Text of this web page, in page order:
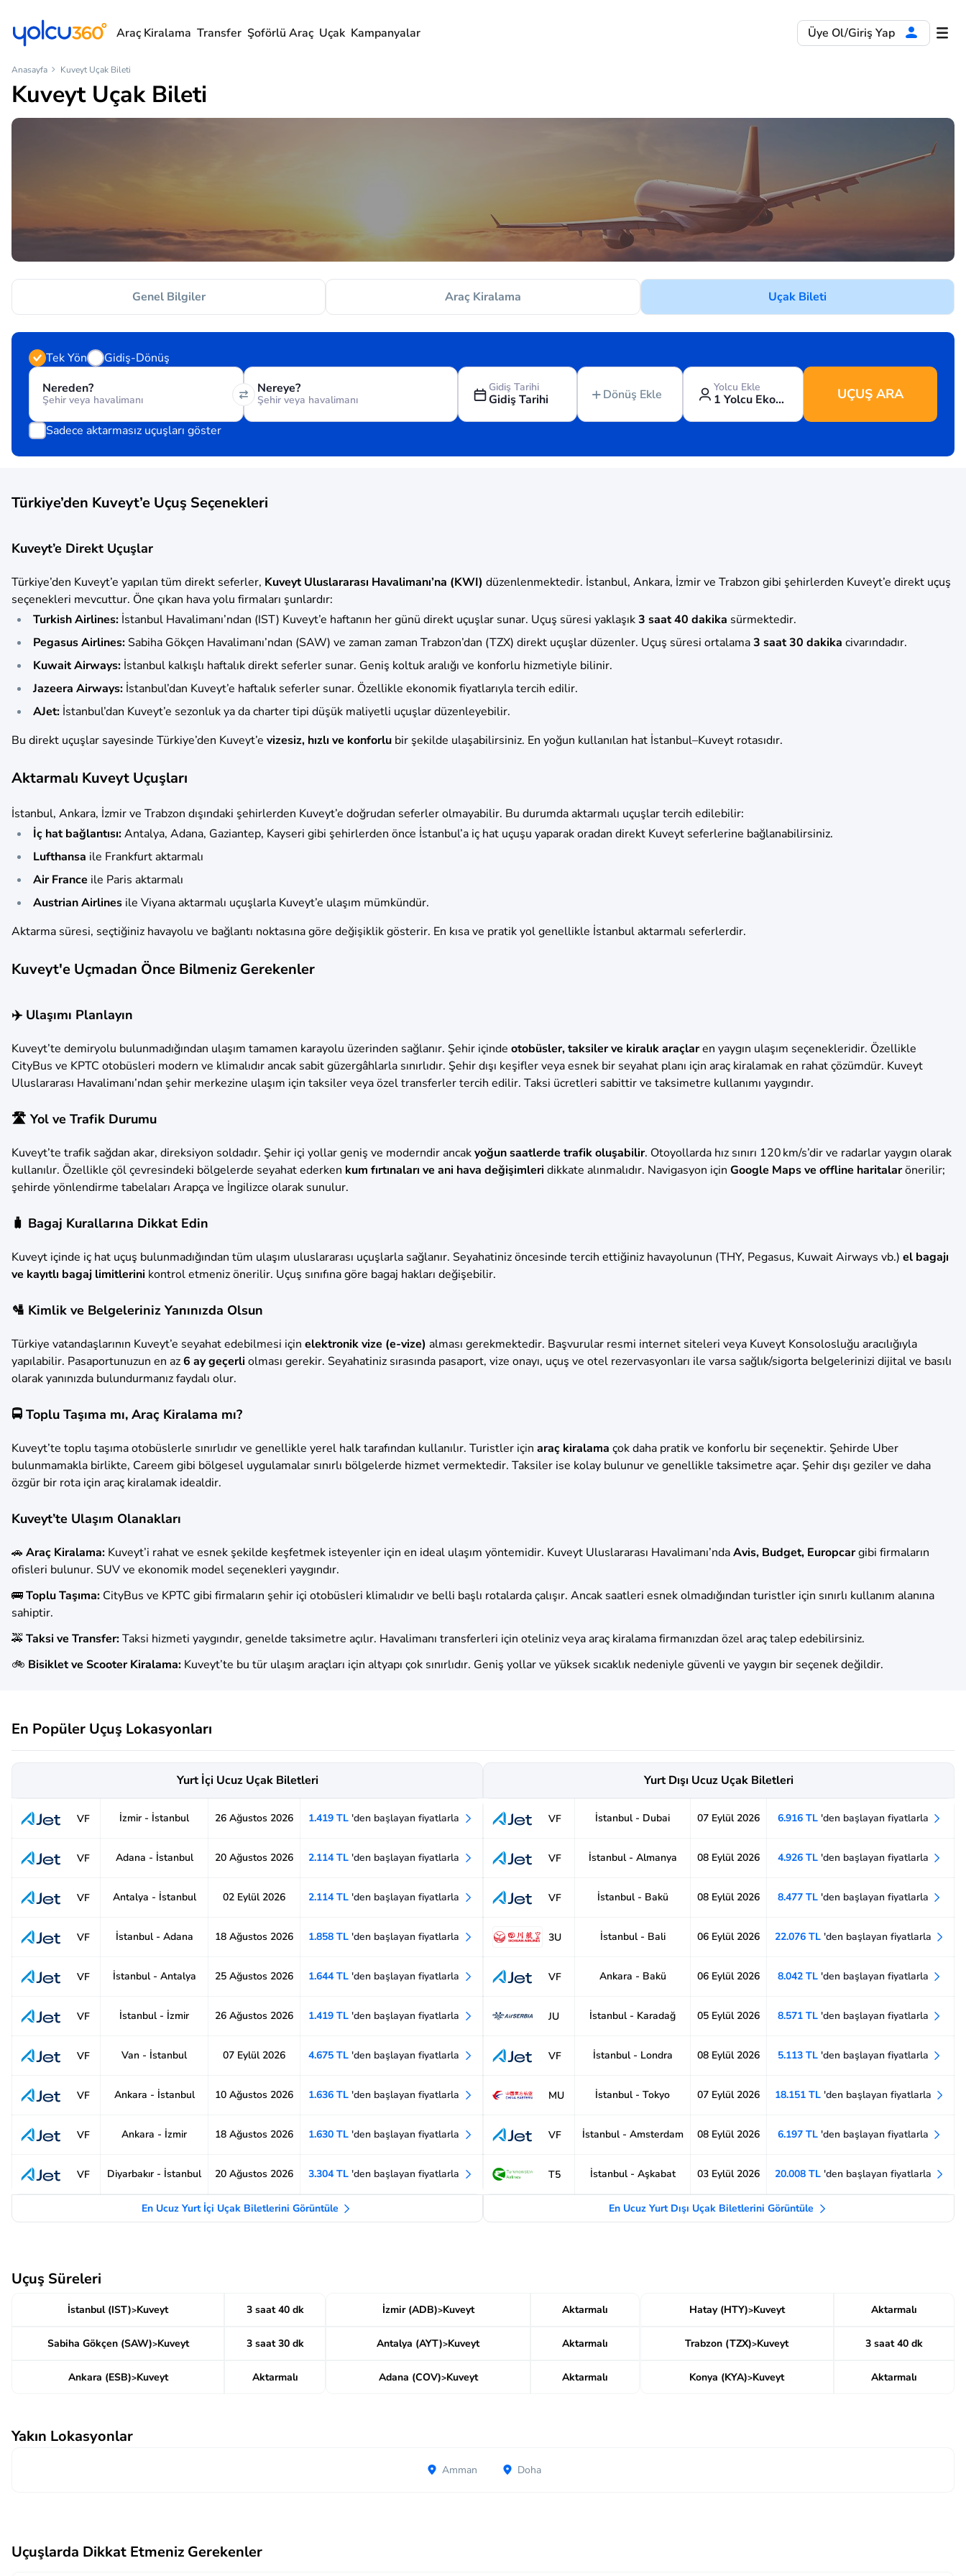
Araç Kiralama Transfer Şoförlü Araç Uçak Kampanyalar Üye Ol/Giriş Yap
Anasayfa Kuveyt Uçak Bileti
Kuveyt Uçak Bileti
Genel Bilgiler Araç Kiralama Uçak Bileti
Tek Yön
Gidiş-Dönüş
Nereden?
Nereye? Gidiş Tarihi
Gidiş Tarihi Dönüş Ekle Yolcu Ekle
1 Yolcu Ekonomi UÇUŞ ARA
Sadece aktarmasız uçuşları göster
Türkiye’den Kuveyt’e Uçuş Seçenekleri
Kuveyt’e Direkt Uçuşlar
Türkiye’den Kuveyt’e yapılan tüm direkt seferler, Kuveyt Uluslararası Havalimanı’na (KWI) düzenlenmektedir. İstanbul, Ankara, İzmir ve Trabzon gibi şehirlerden Kuveyt’e direkt uçuş
seçenekleri mevcuttur. Öne çıkan hava yolu firmaları şunlardır:
Turkish Airlines: İstanbul Havalimanı’ndan (IST) Kuveyt’e haftanın her günü direkt uçuşlar sunar. Uçuş süresi yaklaşık3 saat 40 dakika sürmektedir.
Pegasus Airlines: Sabiha Gökçen Havalimanı’ndan (SAW) ve zaman zaman Trabzon’dan (TZX) direkt uçuşlar düzenler. Uçuş süresi ortalama3 saat 30 dakika civarındadır.
Kuwait Airways: İstanbul kalkışlı haftalık direkt seferler sunar. Geniş koltuk aralığı ve konforlu hizmetiyle bilinir.
Jazeera Airways: İstanbul’dan Kuveyt’e haftalık seferler sunar. Özellikle ekonomik fiyatlarıyla tercih edilir.
AJet: İstanbul’dan Kuveyt’e sezonluk ya da charter tipi düşük maliyetli uçuşlar düzenleyebilir.
Bu direkt uçuşlar sayesinde Türkiye’den Kuveyt’e vizesiz, hızlı ve konforlu bir şekilde ulaşabilirsiniz. En yoğun kullanılan hat İstanbul–Kuveyt rotasıdır.
Aktarmalı Kuveyt Uçuşları
İstanbul, Ankara, İzmir ve Trabzon dışındaki şehirlerden Kuveyt’e doğrudan seferler olmayabilir. Bu durumda aktarmalı uçuşlar tercih edilebilir:
İç hat bağlantısı:Antalya, Adana, Gaziantep, Kayseri gibi şehirlerden önce İstanbul’a iç hat uçuşu yaparak oradan direkt Kuveyt seferlerine bağlanabilirsiniz.
Lufthansa ile Frankfurt aktarmalı
Air France ile Paris aktarmalı
Austrian Airlines ile Viyana aktarmalı uçuşlarla Kuveyt’e ulaşım mümkündür.
Aktarma süresi, seçtiğiniz havayolu ve bağlantı noktasına göre değişiklik gösterir. En kısa ve pratik yol genellikle İstanbul aktarmalı seferlerdir.
Kuveyt'e Uçmadan Önce Bilmeniz Gerekenler
✈️ Ulaşımı Planlayın
Kuveyt’te demiryolu bulunmadığından ulaşım tamamen karayolu üzerinden sağlanır. Şehir içinde otobüsler, taksiler ve kiralık araçlaren yaygın ulaşım seçenekleridir. Özellikle
CityBus ve KPTC otobüsleri modern ve klimalıdır ancak sabit güzergâhlarla sınırlıdır. Şehir dışı keşifler veya esnek bir seyahat planı için araç kiralamak en rahat çözümdür. Kuveyt
Uluslararası Havalimanı’ndan şehir merkezine ulaşım için taksiler veya özel transferler tercih edilir. Taksi ücretleri sabittir ve taksimetre kullanımı yaygındır.
🛣️ Yol ve Trafik Durumu
Kuveyt’te trafik sağdan akar, direksiyon soldadır. Şehir içi yollar geniş ve moderndir ancakyoğun saatlerde trafik oluşabilir. Otoyollarda hız sınırı 120 km/s’dir ve radarlar yaygın olarak
kullanılır. Özellikle çöl çevresindeki bölgelerde seyahat ederken kum fırtınaları ve ani hava değişimleri dikkate alınmalıdır. Navigasyon için Google Maps ve offline haritalarönerilir;
şehirde yönlendirme tabelaları Arapça ve İngilizce olarak sunulur.
🧳 Bagaj Kurallarına Dikkat Edin
Kuveyt içinde iç hat uçuş bulunmadığından tüm ulaşım uluslararası uçuşlarla sağlanır. Seyahatiniz öncesinde tercih ettiğiniz havayolunun (THY, Pegasus, Kuwait Airways vb.) el bagajı
ve kayıtlı bagaj limitlerini kontrol etmeniz önerilir. Uçuş sınıfına göre bagaj hakları değişebilir.
🛂 Kimlik ve Belgeleriniz Yanınızda Olsun
Türkiye vatandaşlarının Kuveyt’e seyahat edebilmesi için elektronik vize (e-vize) alması gerekmektedir. Başvurular resmi internet siteleri veya Kuveyt Konsolosluğu aracılığıyla
yapılabilir. Pasaportunuzun en az6 ay geçerli olması gerekir. Seyahatiniz sırasında pasaport, vize onayı, uçuş ve otel rezervasyonları ile varsa sağlık/sigorta belgelerinizi dijital ve basılı
olarak yanınızda bulundurmanız faydalı olur.
🚍 Toplu Taşıma mı, Araç Kiralama mı?
Kuveyt’te toplu taşıma otobüslerle sınırlıdır ve genellikle yerel halk tarafından kullanılır. Turistler için araç kiralama çok daha pratik ve konforlu bir seçenektir. Şehirde Uber
bulunmamakla birlikte, Careem gibi bölgesel uygulamalar sınırlı bölgelerde hizmet vermektedir. Taksiler ise kolay bulunur ve genellikle taksimetre açar. Şehir dışı geziler ve daha
özgür bir rota için araç kiralamak idealdir.
Kuveyt’te Ulaşım Olanakları
🚗 Araç Kiralama: Kuveyt’i rahat ve esnek şekilde keşfetmek isteyenler için en ideal ulaşım yöntemidir. Kuveyt Uluslararası Havalimanı’ndaAvis, Budget, Europcargibi firmaların
ofisleri bulunur. SUV ve ekonomik model seçenekleri yaygındır.
🚌Toplu Taşıma: CityBus ve KPTC gibi firmaların şehir içi otobüsleri klimalıdır ve belli başlı rotalarda çalışır. Ancak saatleri esnek olmadığından turistler için sınırlı kullanım alanına
sahiptir.
🚕 Taksi ve Transfer:Taksi hizmeti yaygındır, genelde taksimetre açılır. Havalimanı transferleri için oteliniz veya araç kiralama firmanızdan özel araç talep edebilirsiniz.
🚲 Bisiklet ve Scooter Kiralama: Kuveyt’te bu tür ulaşım araçları için altyapı çok sınırlıdır. Geniş yollar ve yüksek sıcaklık nedeniyle güvenli ve yaygın bir seçenek değildir.
En Popüler Uçuş Lokasyonları
Yurt İçi Ucuz Uçak Biletleri
VF İzmir - İstanbul 26 Ağustos 2026 1.419 TL'den başlayan fiyatlarla
VF Adana - İstanbul 20 Ağustos 2026 2.114 TL'den başlayan fiyatlarla
VF Antalya - İstanbul 02 Eylül 2026 2.114 TL'den başlayan fiyatlarla
VF İstanbul - Adana 18 Ağustos 2026 1.858 TL'den başlayan fiyatlarla
VF İstanbul - Antalya 25 Ağustos 2026 1.644 TL'den başlayan fiyatlarla
VF İstanbul - İzmir 26 Ağustos 2026 1.419 TL'den başlayan fiyatlarla
VF Van - İstanbul 07 Eylül 2026 4.675 TL'den başlayan fiyatlarla
VF Ankara - İstanbul 10 Ağustos 2026 1.636 TL'den başlayan fiyatlarla
VF Ankara - İzmir 18 Ağustos 2026 1.630 TL'den başlayan fiyatlarla
VF Diyarbakır - İstanbul 20 Ağustos 2026 3.304 TL'den başlayan fiyatlarla
En Ucuz Yurt İçi Uçak Biletlerini Görüntüle
Yurt Dışı Ucuz Uçak Biletleri
VF İstanbul - Dubai 07 Eylül 2026 6.916 TL 'den başlayan fiyatlarla
VF İstanbul - Almanya 08 Eylül 2026 4.926 TL 'den başlayan fiyatlarla
VF İstanbul - Bakü 08 Eylül 2026 8.477 TL 'den başlayan fiyatlarla
3U İstanbul - Bali 06 Eylül 2026 22.076 TL 'den başlayan fiyatlarla
VF Ankara - Bakü 06 Eylül 2026 8.042 TL 'den başlayan fiyatlarla
JU İstanbul - Karadağ 05 Eylül 2026 8.571 TL 'den başlayan fiyatlarla
VF İstanbul - Londra 08 Eylül 2026 5.113 TL 'den başlayan fiyatlarla
MU İstanbul - Tokyo 07 Eylül 2026 18.151 TL 'den başlayan fiyatlarla
VF İstanbul - Amsterdam 08 Eylül 2026 6.197 TL 'den başlayan fiyatlarla
T5 İstanbul - Aşkabat 03 Eylül 2026 20.008 TL 'den başlayan fiyatlarla
En Ucuz Yurt Dışı Uçak Biletlerini Görüntüle
Uçuş Süreleri
İstanbul (IST)>Kuveyt 3 saat 40 dk
Sabiha Gökçen (SAW)>Kuveyt 3 saat 30 dk
Ankara (ESB)>Kuveyt Aktarmalı
İzmir (ADB)>Kuveyt Aktarmalı
Antalya (AYT)>Kuveyt Aktarmalı
Adana (COV)>Kuveyt Aktarmalı
Hatay (HTY)>Kuveyt Aktarmalı
Trabzon (TZX)>Kuveyt 3 saat 40 dk
Konya (KYA)>Kuveyt Aktarmalı
Yakın Lokasyonlar
Amman Doha
Uçuşlarda Dikkat Etmeniz Gerekenler